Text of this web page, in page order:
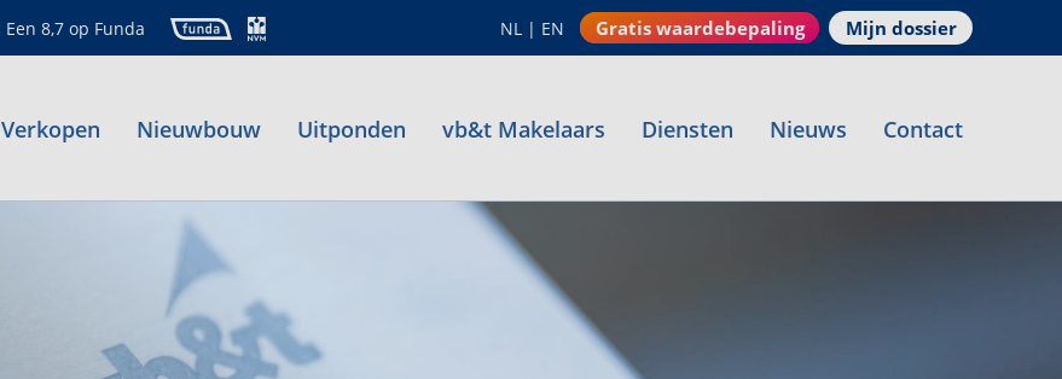
Een 8,7 op Funda NL | EN Gratis waardebepaling Mijn dossier
Verkopen Nieuwbouw Uitponden vb&t Makelaars Diensten Nieuws Contact